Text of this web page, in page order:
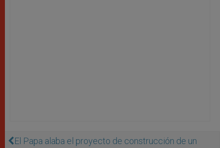
El Papa alaba el proyecto de construcción de un